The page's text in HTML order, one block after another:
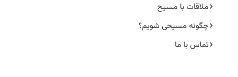
ملاقات با مسیح
چگونه مسیحی شویم؟
تماس با ما